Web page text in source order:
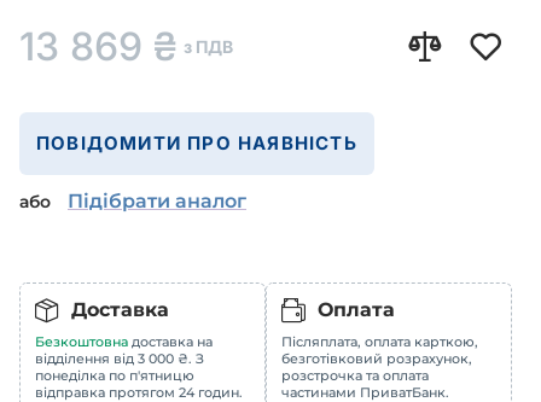
13 869 ₴ з ПДВ
ПОВІДОМИТИ ПРО НАЯВНІСТЬ
або Підібрати аналог
Доставка
Безкоштовна доставка на
відділення від 3 000 ₴. З
понеділка по п'ятницю
відправка протягом 24 годин.
Оплата
Післяплата, оплата карткою,
безготівковий розрахунок,
розстрочка та оплата
частинами ПриватБанк.